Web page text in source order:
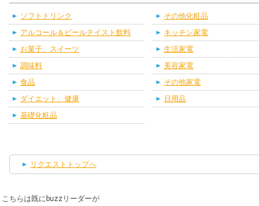
ソフトドリンク
アルコール＆ビールテイスト飲料
お菓子、スイーツ
調味料
食品
ダイエット、健康
基礎化粧品
その他化粧品
キッチン家電
生活家電
美容家電
その他家電
日用品
リクエストトップへ
こちらは既にbuzzリーダーが